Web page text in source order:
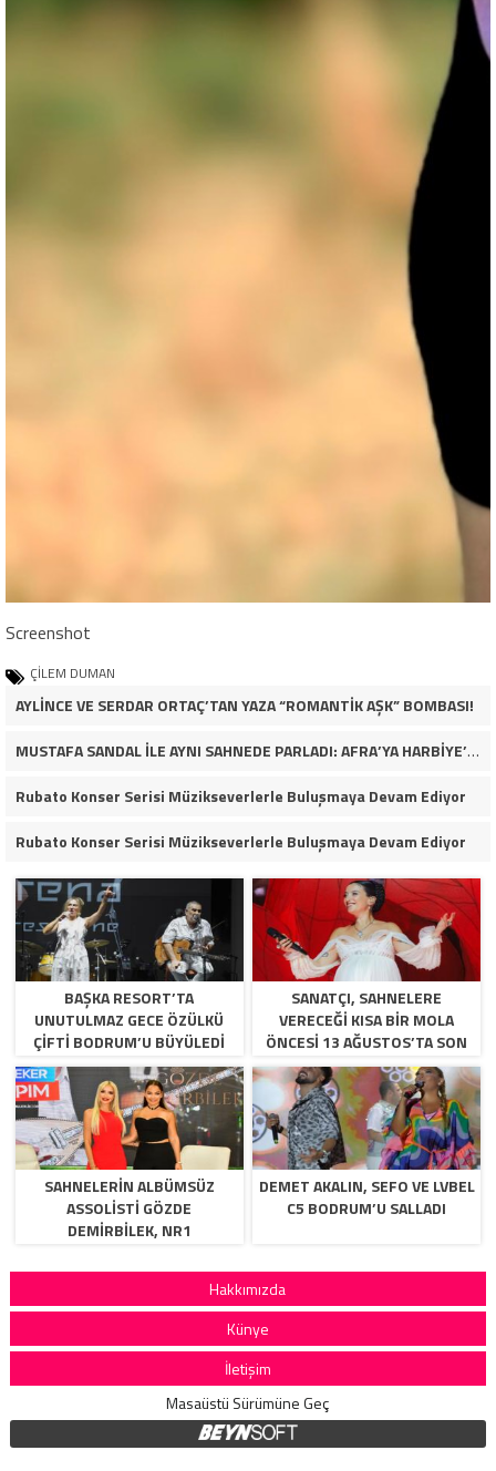
Screenshot
ÇİLEM DUMAN
AYLİNCE VE SERDAR ORTAÇ’TAN YAZA “ROMANTİK AŞK” BOMBASI!
MUSTAFA SANDAL İLE AYNI SAHNEDE PARLADI: AFRA’YA HARBİYE’DE BÜYÜK ALKIŞ
Rubato Konser Serisi Müzikseverlerle Buluşmaya Devam Ediyor
Rubato Konser Serisi Müzikseverlerle Buluşmaya Devam Ediyor
BAŞKA RESORT’TA
UNUTULMAZ GECE ÖZÜLKÜ
ÇIFTI BODRUM’U BÜYÜLEDI
SANATÇI, SAHNELERE
VERECEĞİ KISA BİR MOLA
ÖNCESİ 13 AĞUSTOS’TA SON
KEZ HARBİYE’DE OLACAK!
SAHNELERİN ALBÜMSÜZ
ASSOLİSTİ GÖZDE
DEMİRBİLEK, NR1
OLARAK VAR OLACAĞIM!”
DEMET AKALIN, SEFO VE LVBEL
C5 BODRUM’U SALLADI
Hakkımızda
Künye
İletişim
Masaüstü Sürümüne Geç